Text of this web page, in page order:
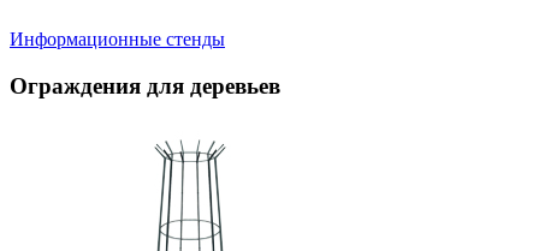
Информационные стенды
Ограждения для деревьев